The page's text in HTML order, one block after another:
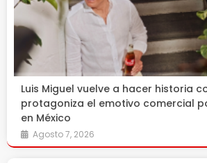
Luis Miguel vuelve a hacer historia
protagoniza el emotivo comercial
en México
Agosto 7, 2026